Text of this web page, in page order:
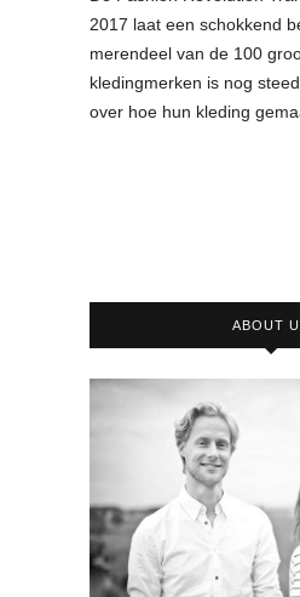
2017 laat een schokkend
merendeel van de 100
kledingmerken is nog
over hoe hun kleding
ABOUT